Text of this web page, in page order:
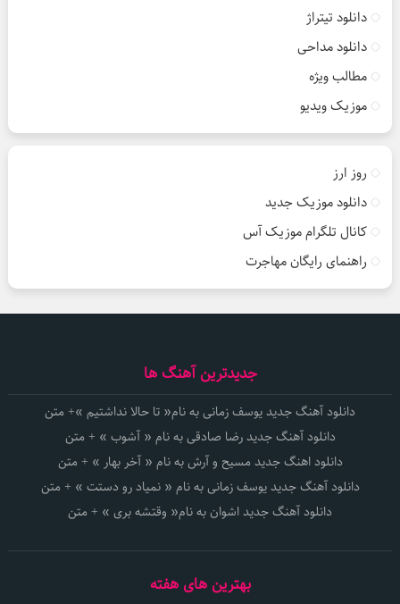
دانلود تیتراژ
دانلود مداحی
مطالب ویژه
موزیک ویدیو
روز ارز
دانلود موزیک جدید
کانال تلگرام موزیک آس
راهنمای رایگان مهاجرت
جدیدترین آهنگ ها
دانلود آهنگ جدید یوسف زمانی به نام« تا حالا نداشتیم »+ متن
دانلود آهنگ جدید رضا صادقی به نام « آشوب » + متن
دانلود اهنگ جدید مسیح و آرش به نام « آخر بهار » + متن
دانلود آهنگ جدید یوسف زمانی به نام « نمیاد رو دستت » + متن
دانلود آهنگ جدید اشوان به نام« وقتشه بری » + متن
بهترین های هفته